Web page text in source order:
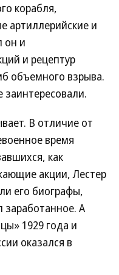
корабля,
артиллерийские и
он и
и рецептур
объемного взрыва.
В отличие от
время
как
акции, Лестер
его биографы,
заработанное. А
1929 года и
оказался в